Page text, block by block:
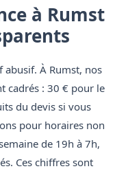
à Rumst
abusif. À Rumst, nos
cadrés : 30 € pour le
du devis si vous
pour horaires non
de 19h à 7h,
Ces chiffres sont